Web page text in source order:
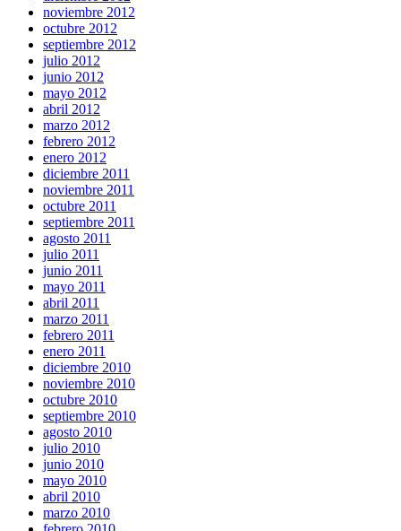
noviembre 2012
octubre 2012
septiembre 2012
julio 2012
junio 2012
mayo 2012
abril 2012
marzo 2012
febrero 2012
enero 2012
diciembre 2011
noviembre 2011
octubre 2011
septiembre 2011
agosto 2011
julio 2011
junio 2011
mayo 2011
abril 2011
marzo 2011
febrero 2011
enero 2011
diciembre 2010
noviembre 2010
octubre 2010
septiembre 2010
agosto 2010
julio 2010
junio 2010
mayo 2010
abril 2010
marzo 2010